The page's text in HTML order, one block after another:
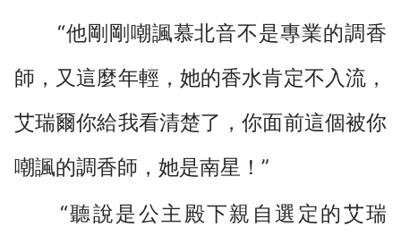
“他剛剛嘲諷慕北音不是專業的調香
師，又這麼年輕，她的香水肯定不入流，
艾瑞爾你給我看清楚了，你面前這個被你
嘲諷的調香師，她是南星！”
“聽說是公主殿下親自選定的艾瑞